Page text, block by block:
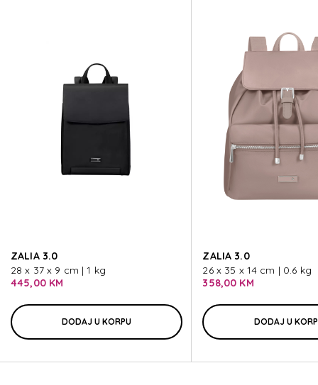
MOVE 5.0
MOVE 5.0
MOVE 5.0
MOVE 5.0
MOVE 5.0
MOVE 5.0
ZALIA 3.0
28 x 37 x 9 cm | 1 kg
445,00 KM
DODAJ U KORPU
ZALIA 3.0
26 x 35 x 14 cm | 0.6 kg
358,00 KM
DODAJ U